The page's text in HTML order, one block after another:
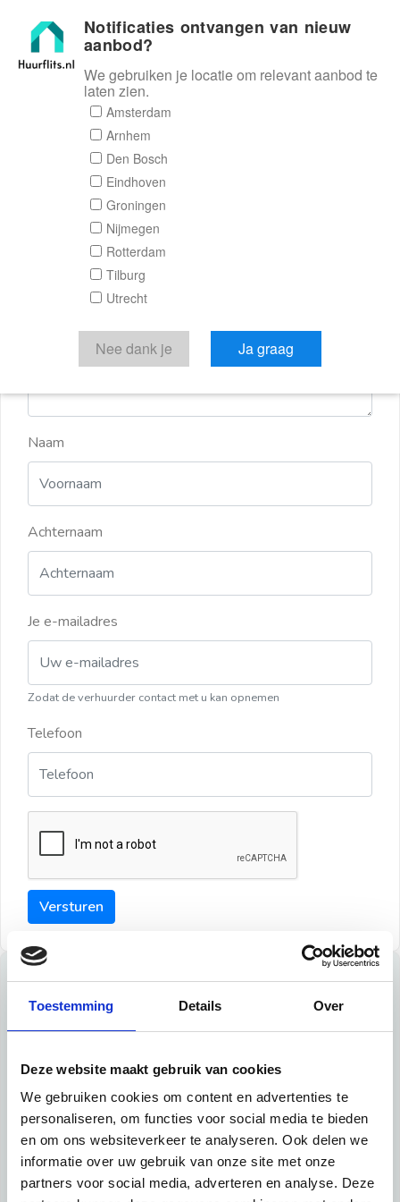
Toestemming Details Over
Deze website maakt gebruik van cookies
We gebruiken cookies om content en advertenties te
personaliseren, om functies voor social media te bieden
en om ons websiteverkeer te analyseren. Ook delen we
informatie over uw gebruik van onze site met onze
partners voor social media, adverteren en analyse. Deze
Huurflits
Reactieformulier
Huurflits
Verstuur je bericht
Door een bericht te sturen kom je in contact met de
aanbieder of makelaar van de woning.
Naam
Achternaam
Je e-mailadres
Zodat de verhuurder contact met u kan opnemen
Telefoon
Versturen
Tips
Tip 1:
Schrijf een duidelijke introductie en geef de volgende
informatie mee:
Ben je student, werkachtig of werkzoekend
Notificaties ontvangen van nieuw
aanbod?
We gebruiken je locatie om relevant aanbod te
laten zien.
Amsterdam
Arnhem
Den Bosch
Eindhoven
Groningen
Nijmegen
Rotterdam
Tilburg
Utrecht
Nee dank je Ja graag